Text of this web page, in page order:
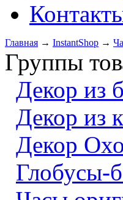
Главная → InstantShop →
Группы
Декор из
Декор из
Декор
Глобусы-